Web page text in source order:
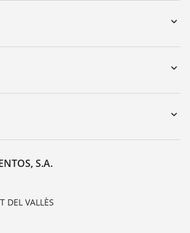
de serie
S.A.
DEL VALLÈS